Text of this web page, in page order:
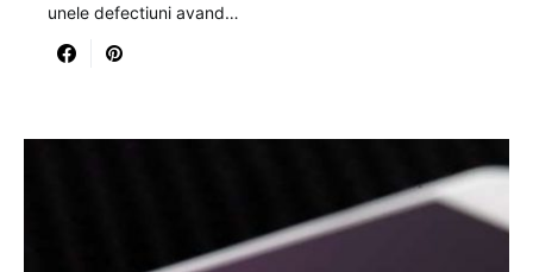
unele defectiuni avand…